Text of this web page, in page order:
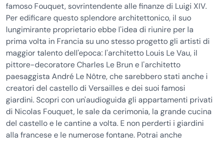
famoso Fouquet, sovrintendente alle finanze di Luigi XIV.
Per edificare questo splendore architettonico, il suo
lungimirante proprietario ebbe l'idea di riunire per la
prima volta in Francia su uno stesso progetto gli artisti di
maggior talento dell'epoca: l'architetto Louis Le Vau, il
pittore-decoratore Charles Le Brun e l'architetto
paesaggista André Le Nôtre, che sarebbero stati anche i
creatori del castello di Versailles e dei suoi famosi
giardini. Scopri con un'audioguida gli appartamenti privati
di Nicolas Fouquet, le sale da cerimonia, la grande cucina
del castello e le cantine a volta. E non perderti i giardini
alla francese e le numerose fontane. Potrai anche